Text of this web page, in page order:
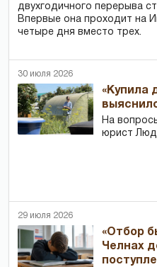
двухгодичного перерыва
Впервые она проходит на
четыре дня вместо трех.
30 июля 2026
«Купила
На
юрист
29 июля 2026
«Отбор
Челнах